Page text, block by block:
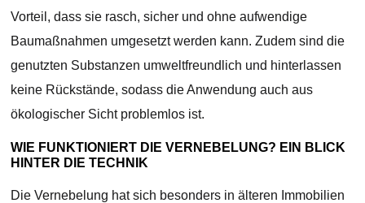
Vorteil, dass sie rasch, sicher und ohne aufwendige
Baumaßnahmen umgesetzt werden kann. Zudem sind die
genutzten Substanzen umweltfreundlich und hinterlassen
keine Rückstände, sodass die Anwendung auch aus
ökologischer Sicht problemlos ist.
WIE FUNKTIONIERT DIE VERNEBELUNG? EIN BLICK
HINTER DIE TECHNIK
Die Vernebelung hat sich besonders in älteren Immobilien